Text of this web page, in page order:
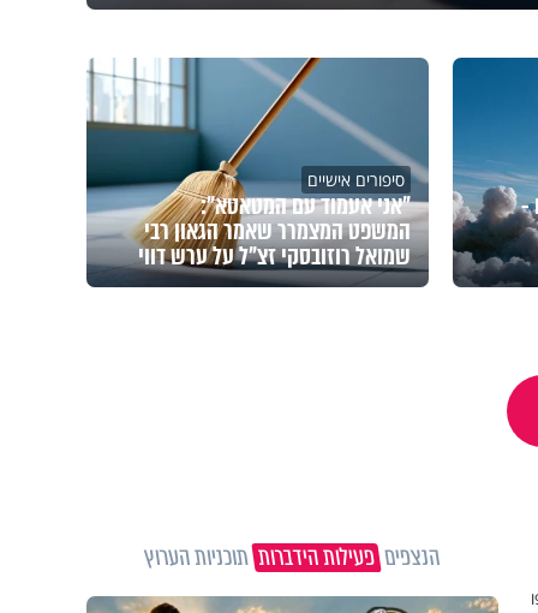
-
סיפורים אישיים
"אני אעמוד עם המטאטא":
המשפט המצמרר שאמר הגאון רבי
שמואל רוזובסקי זצ"ל על ערש דווי
הנצפיםפעילות הידברותתוכניות הערוץ